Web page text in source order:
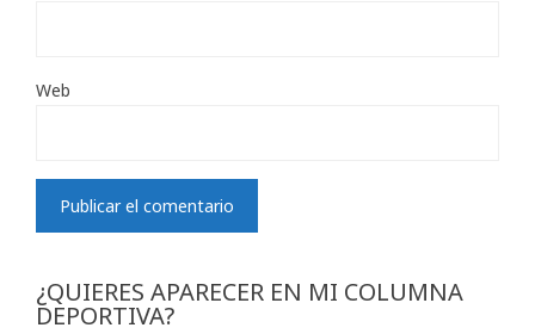
Web
¿QUIERES APARECER EN MI COLUMNA
DEPORTIVA?